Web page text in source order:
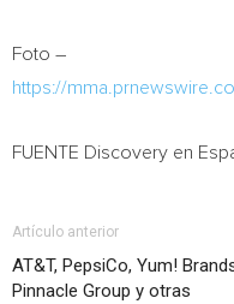
Foto –
https://
FUENTE Discovery en
Artículo anterior
AT&T, PepsiCo, Yum!
Pinnacle Group y otras